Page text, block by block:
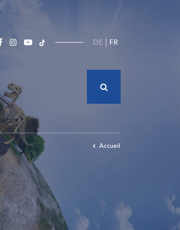
DE FR
Accueil